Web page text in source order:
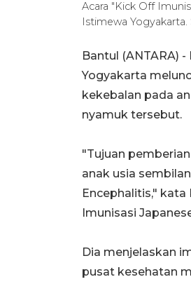
Acara "Kick Off
Istimewa Yogyakarta.
Bantul (ANTARA)
Yogyakarta
kekebalan pada
nyamuk tersebut.
"Tujuan
anak usia
Encephalitis,"
Imunisasi
Dia menjelaskan
pusat kesehatan